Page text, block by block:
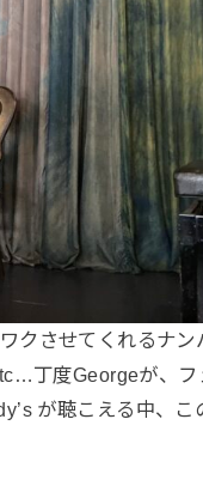
させてくれるナン
丁度Georgeが、フ
が聴こえる中、